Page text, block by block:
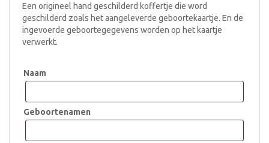
Een origineel hand geschilderd koffertje die word
geschilderd zoals het aangeleverde geboortekaartje. En de
ingevoerde geboortegegevens worden op het kaartje
verwerkt.
Naam
Geboortenamen